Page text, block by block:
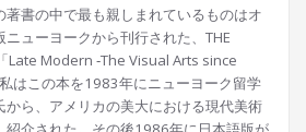
書の中で最も親しまれているものはオ
ューヨークから刊行された、THE
Late Modern ‐The Visual Arts since
はこの本を1983年にニューヨーク留学
ら、アメリカの美大における現代美術